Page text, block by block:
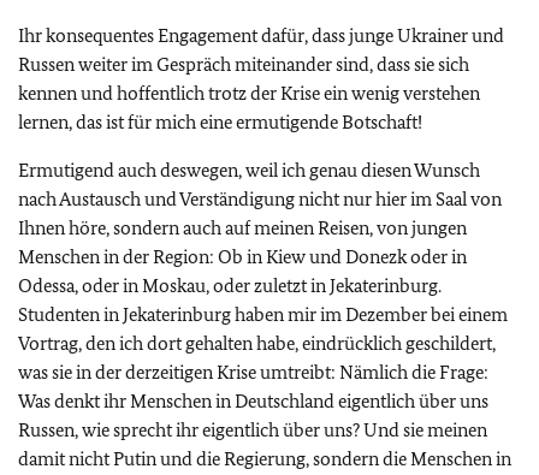
Ihr konsequentes Engagement dafür, dass junge Ukrainer und
Russen weiter im Gespräch miteinander sind, dass sie sich
kennen und hoffentlich trotz der Krise ein wenig verstehen
lernen, das ist für mich eine ermutigende Botschaft!
Ermutigend auch deswegen, weil ich genau diesen Wunsch
nach Austausch und Verständigung nicht nur hier im Saal von
Ihnen höre, sondern auch auf meinen Reisen, von jungen
Menschen in der Region: Ob in Kiew und Donezk oder in
Odessa, oder in Moskau, oder zuletzt in Jekaterinburg.
Studenten in Jekaterinburg haben mir im Dezember bei einem
Vortrag, den ich dort gehalten habe, eindrücklich geschildert,
was sie in der derzeitigen Krise umtreibt: Nämlich die Frage:
Was denkt ihr Menschen in Deutschland eigentlich über uns
Russen, wie sprecht ihr eigentlich über uns? Und sie meinen
damit nicht Putin und die Regierung, sondern die Menschen in